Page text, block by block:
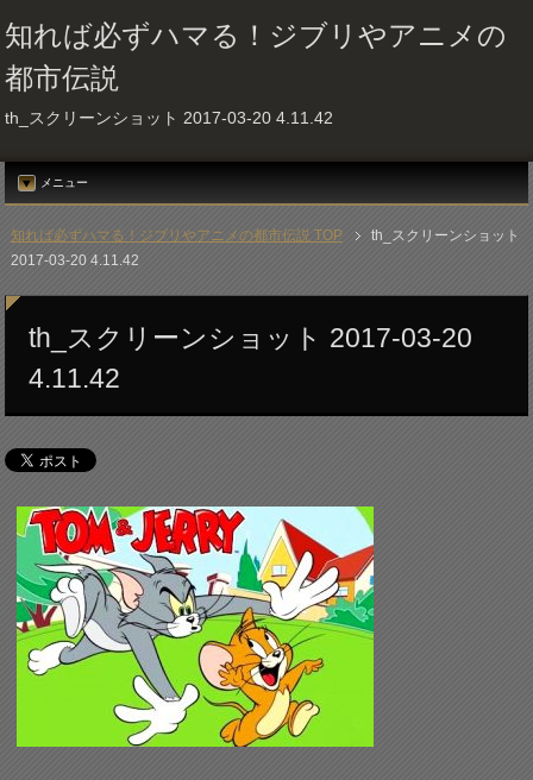
知れば必ずハマる！ジブリやアニメの
都市伝説
th_スクリーンショット 2017-03-20 4.11.42
メニュー
知れば必ずハマる！ジブリやアニメの都市伝説 TOP
th_スクリーンショット
2017-03-20 4.11.42
th_スクリーンショット 2017-03-20
4.11.42